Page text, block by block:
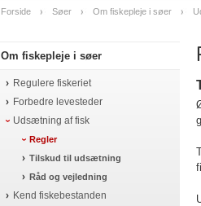
Forside Søer Om fiskepleje i søer
Om fiskepleje i søer
Regulere fiskeriet
Forbedre levesteder
Udsætning af fisk
Regler
Tilskud til udsætning
Råd og vejledning
Kend fiskebestanden